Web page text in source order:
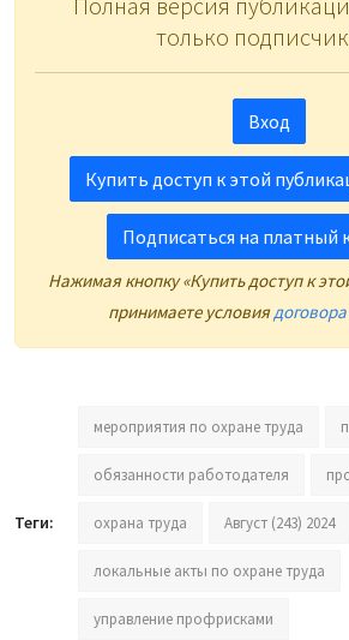
только
Вход
Купить доступ к этой
Подписаться на платный
Нажимая кнопку «Купить доступ к
принимаете условия
Теги:
мероприятия по охране труда
обязанности работодателя
охрана труда Август (243) 2024
локальные акты по охране труда
управление профрисками